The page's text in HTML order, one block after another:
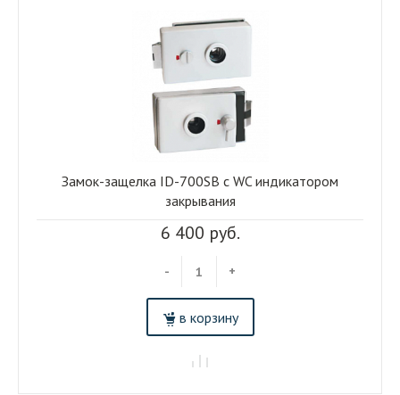
6 400 руб.
- +
в корзину
Замок-защелка ID-700SB c WC индикатором
закрывания